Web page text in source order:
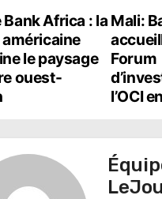
Mali:
Forum
l’OCI
Africa : la
le paysage
ouest-